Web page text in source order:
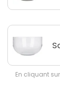
En cliquant